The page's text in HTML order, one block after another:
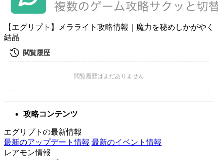
【エグリプト】メラライト攻略情報｜魔力を秘めしかがやく
結晶
攻略コンテンツ
エグリプトの最新情報
最新のアップデート情報 最新のイベント情報
レアモン情報